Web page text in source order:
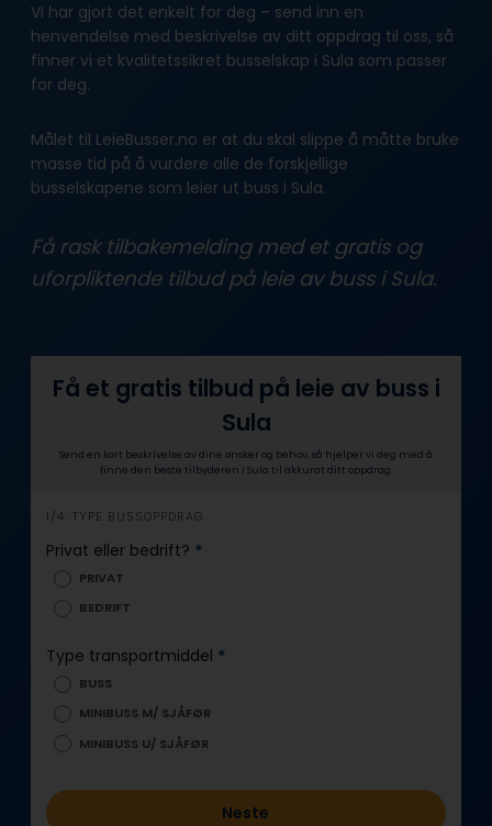
Vi har gjort det enkelt for deg – send inn en
henvendelse med beskrivelse av ditt oppdrag til oss, så
finner vi et kvalitetssikret busselskap i Sula som passer
for deg.
Målet til LeieBusser.no er at du skal slippe å måtte bruke
masse tid på å vurdere alle de forskjellige
busselskapene som leier ut buss i Sula.
Få rask tilbakemelding med et gratis og
uforpliktende tilbud på leie av buss i Sula.
Få et gratis tilbud på leie av buss i
Sula
Send en kort beskrivelse av dine ønsker og behov, så hjelper vi deg med å
finne den beste tilbyderen i Sula til akkurat ditt oppdrag.
i
n
o
d
1/4: TYPE BUSSOPPDRAG
Privat eller bedrift? *
PRIVAT
BEDRIFT
Type transportmiddel *
BUSS
MINIBUSS M/ SJÅFØR
MINIBUSS U/ SJÅFØR
Neste